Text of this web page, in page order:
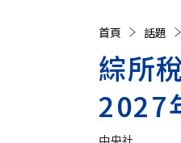
首頁 話題
綜所
2027
中央社